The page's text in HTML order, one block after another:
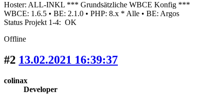
Hoster: ALL-INKL *** Grundsätzliche WBCE Konfig ***
WBCE: 1.6.5 • BE: 2.1.0 • PHP: 8.x * Alle • BE: Argos
Status Projekt 1-4: OK
Offline
#2 13.02.2021 16:39:37
colinax
Developer